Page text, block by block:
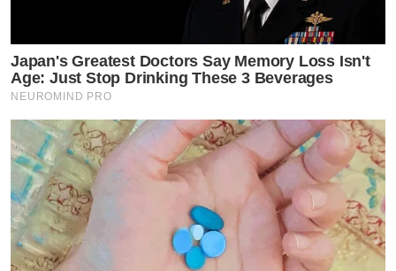
Japan's Greatest Doctors Say Memory Loss Isn't
Age: Just Stop Drinking These 3 Beverages
NEUROMIND PRO